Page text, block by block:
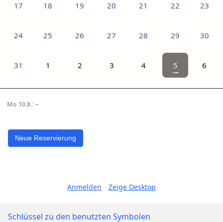
17 18 19 20 21 22 23
24 25 26 27 28 29 30
31 1 2 3 4 5 6
Mo 10.8.: –
Neue Reservierung
Anmelden Zeige Desktop
Schlüssel zu den benutzten Symbolen